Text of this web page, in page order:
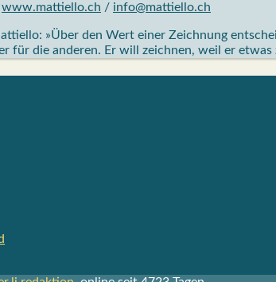
www.mattiello.ch / info@mattiello.ch
»Über den Wert einer Zeichnung
für die anderen. Er will zeichnen, weil er etwas